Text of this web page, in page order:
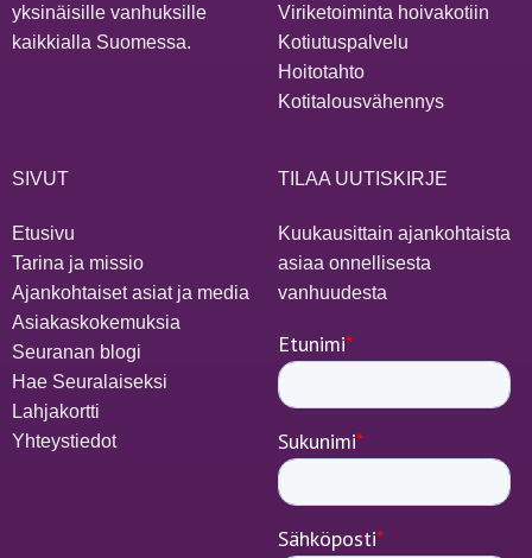
yksinäisille vanhuksille
kaikkialla Suomessa.
Viriketoiminta hoivakotiin
Kotiutuspalvelu
Hoitotahto
Kotitalousvähennys
SIVUT
Etusivu
Tarina ja missio
Ajankohtaiset asiat ja media
Asiakaskokemuksia
Seuranan blogi
Hae Seuralaiseksi
Lahjakortti
Yhteystiedot
TILAA UUTISKIRJE
Kuukausittain ajankohtaista
asiaa onnellisesta
vanhuudesta